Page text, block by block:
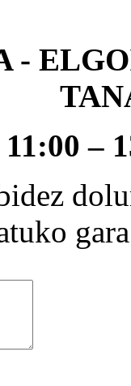
-
–